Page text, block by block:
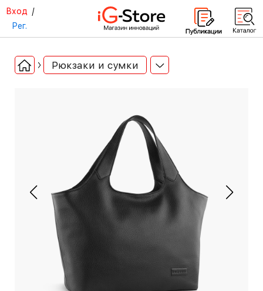
Вход /
Рег.
Рюкзаки и сумки